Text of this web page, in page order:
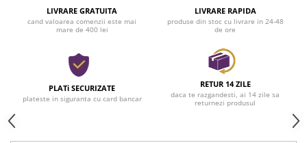
Detergenti
Sapunuri
LIVRARE GRATUITA
cand valoarea comenzii este mai
mare de 400 lei
LIVRARE RAPIDA
produse din stoc cu livrare in 24-48
de ore
PLATi SECURIZATE
plateste in siguranta cu card bancar
RETUR 14 ZILE
daca te razgandesti, ai 14 zile sa
returnezi produsul